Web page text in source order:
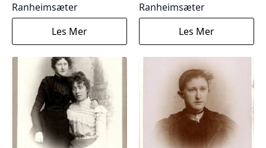
Ranheimsæter
Les Mer
Ranheimsæter
Les Mer